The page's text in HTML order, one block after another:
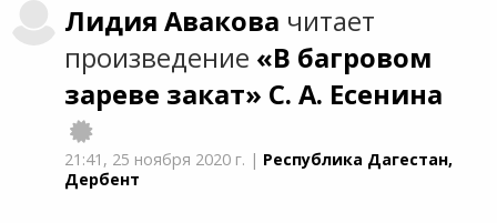
Лидия Авакова читает
произведение «В багровом
зареве закат» С. А. Есенина
21:41, 25 ноября 2020 г. | Республика Дагестан,
Дербент